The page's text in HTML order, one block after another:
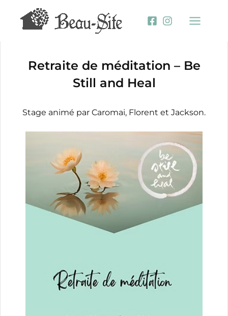
contenu
Retraite de méditation – Be
Still and Heal
Stage animé par Caromai, Florent et Jackson.